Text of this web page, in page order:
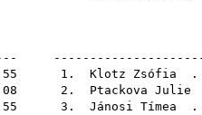
1. Klotz Zsófia .
2. Ptackova Julie
3. Jánosi Tímea .